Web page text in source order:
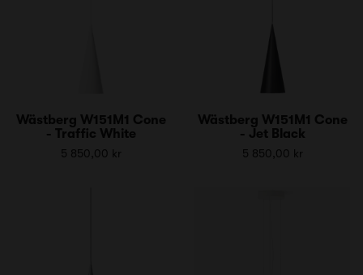
Wästberg W151M1 Cone
- Traffic White
5 850,00 kr
Wästberg W151M1 Cone
- Jet Black
5 850,00 kr